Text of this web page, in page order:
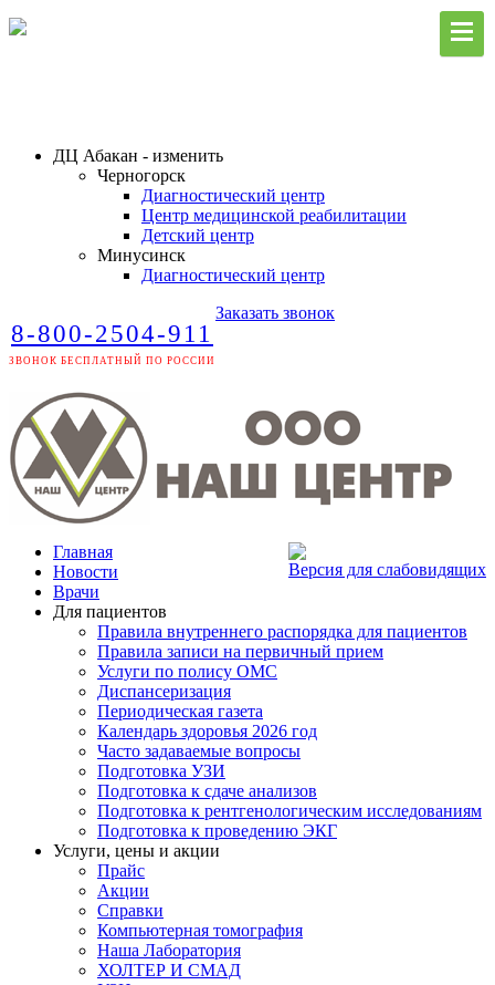
ДЦ Абакан - изменить
Черногорск
Диагностический центр
Центр медицинской реабилитации
Детский центр
Минусинск
Диагностический центр
8-800-2504-911
ЗВОНОК БЕСПЛАТНЫЙ ПО РОССИИ
Заказать звонок
Версия для слабовидящих
Главная
Новости
Врачи
Для пациентов
Правила внутреннего распорядка для пациентов
Правила записи на первичный прием
Услуги по полису ОМС
Диспансеризация
Периодическая газета
Календарь здоровья 2026 год
Часто задаваемые вопросы
Подготовка УЗИ
Подготовка к сдаче анализов
Подготовка к рентгенологическим исследованиям
Подготовка к проведению ЭКГ
Услуги, цены и акции
Прайс
Акции
Справки
Компьютерная томография
Наша Лаборатория
ХОЛТЕР И СМАД